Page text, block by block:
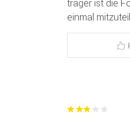
träger ist die
einmal